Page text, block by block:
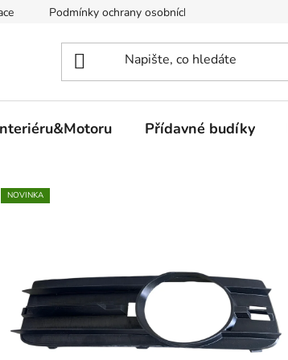
Podmínky ochrany osobních údajů
Přídavné budíky
NOVINKA